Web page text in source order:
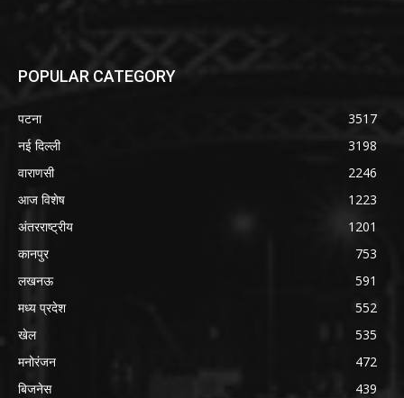
POPULAR CATEGORY
पटना
3517
नई दिल्ली
3198
वाराणसी
2246
आज विशेष
1223
अंतरराष्ट्रीय
1201
कानपुर
753
लखनऊ
591
मध्य प्रदेश
552
खेल
535
मनोरंजन
472
बिजनेस
439